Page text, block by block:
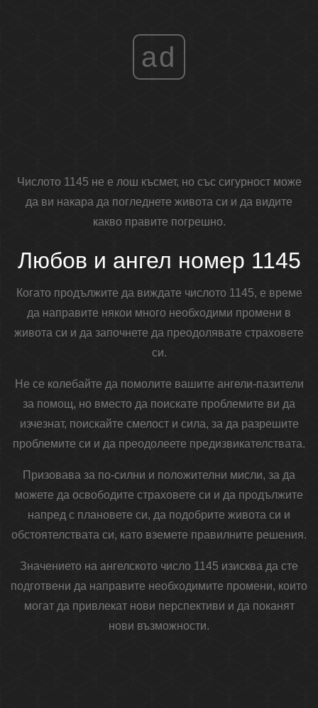
ad
Числото 1145 не е лош късмет, но със сигурност може
да ви накара да погледнете живота си и да видите
какво правите погрешно.
Любов и ангел номер 1145
Когато продължите да виждате числото 1145, е време
да направите някои много необходими промени в
живота си и да започнете да преодолявате страховете
си.
Не се колебайте да помолите вашите ангели-пазители
за помощ, но вместо да поискате проблемите ви да
изчезнат, поискайте смелост и сила, за да разрешите
проблемите си и да преодолеете предизвикателствата.
Призовава за по-силни и положителни мисли, за да
можете да освободите страховете си и да продължите
напред с плановете си, да подобрите живота си и
обстоятелствата си, като вземете правилните решения.
Значението на ангелското число 1145 изисква да сте
подготвени да направите необходимите промени, които
могат да привлекат нови перспективи и да поканят
нови възможности.